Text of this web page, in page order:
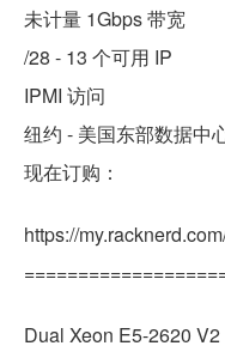
未计量 1Gbps 带宽
/28 - 13 个可用 IP
IPMI 访问
纽约 - 美国东部数据中
现在订购：
https://
Dual Xeon E5-2620 V2